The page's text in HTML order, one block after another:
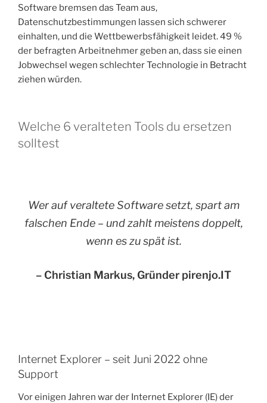
Software bremsen das Team aus,
Datenschutzbestimmungen lassen sich schwerer
einhalten, und die Wettbewerbsfähigkeit leidet. 49 %
der befragten Arbeitnehmer geben an, dass sie einen
Jobwechsel wegen schlechter Technologie in Betracht
ziehen würden.
Welche 6 veralteten Tools du ersetzen
solltest
Wer auf veraltete Software setzt, spart am
falschen Ende – und zahlt meistens doppelt,
wenn es zu spät ist.
– Christian Markus, Gründer pirenjo.IT
Internet Explorer – seit Juni 2022 ohne
Support
Vor einigen Jahren war der Internet Explorer (IE) der